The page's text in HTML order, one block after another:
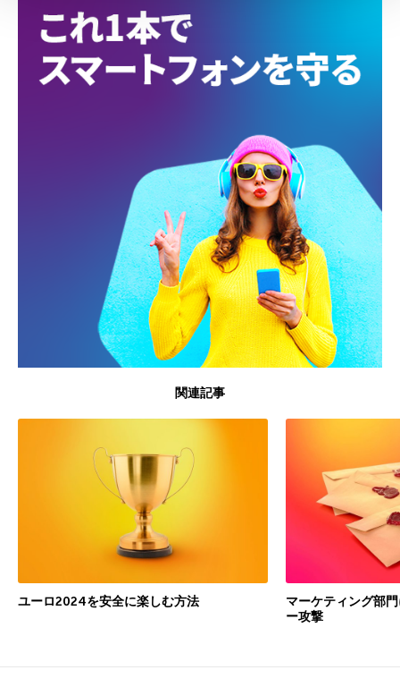
関連記事
ユーロ2024を安全に楽しむ方法
マーケティング部
ー攻撃